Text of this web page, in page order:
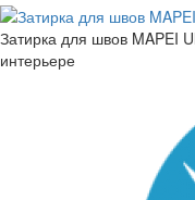
Затирка для швов MAPEI
интерьере